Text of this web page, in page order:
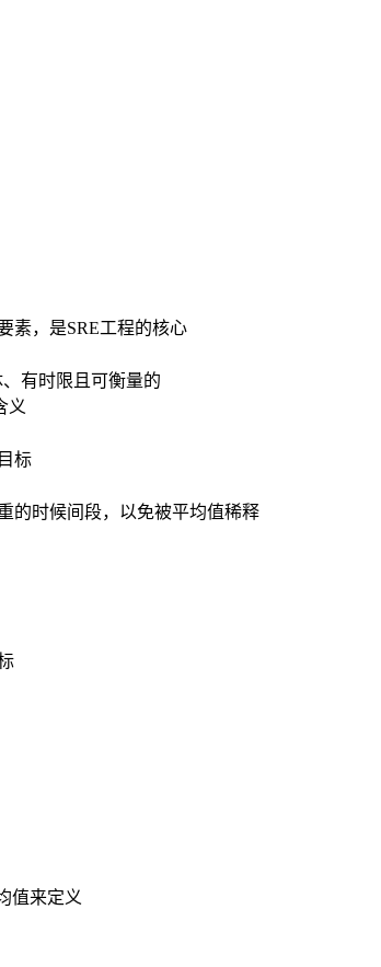
素，是SRE工程的核心
有时限且可衡量的
义
标
的时候间段，以免被平均值稀释
值来定义